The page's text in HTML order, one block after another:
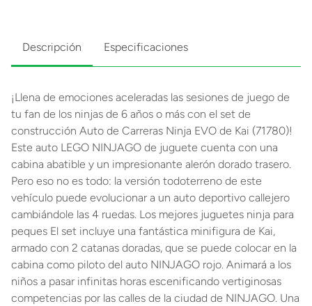
Descripción Especificaciones
¡Llena de emociones aceleradas las sesiones de juego de
tu fan de los ninjas de 6 años o más con el set de
construcción Auto de Carreras Ninja EVO de Kai (71780)!
Este auto LEGO NINJAGO de juguete cuenta con una
cabina abatible y un impresionante alerón dorado trasero.
Pero eso no es todo: la versión todoterreno de este
vehículo puede evolucionar a un auto deportivo callejero
cambiándole las 4 ruedas. Los mejores juguetes ninja para
peques El set incluye una fantástica minifigura de Kai,
armado con 2 catanas doradas, que se puede colocar en la
cabina como piloto del auto NINJAGO rojo. Animará a los
niños a pasar infinitas horas escenificando vertiginosas
competencias por las calles de la ciudad de NINJAGO. Una